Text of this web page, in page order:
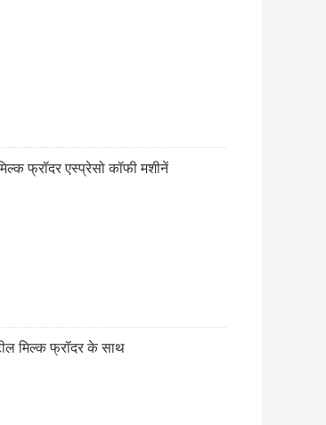
फ्रॉदर एस्प्रेसो कॉफी मशीनें
मिल्क फ्रॉदर के साथ